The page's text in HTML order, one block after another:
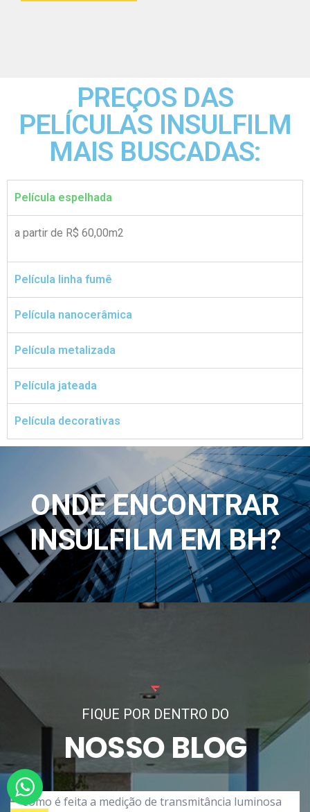
PREÇOS DAS
PELÍCULAS INSULFILM
MAIS BUSCADAS:
Película espelhada
a partir de R$ 60,00m2
Película linha fumê
Película nanocerâmica
Película metalizada
Película jateada
Película decorativas
ONDE ENCONTRAR
INSULFILM EM BH?
FIQUE POR DENTRO DO
NOSSO BLOG
BY